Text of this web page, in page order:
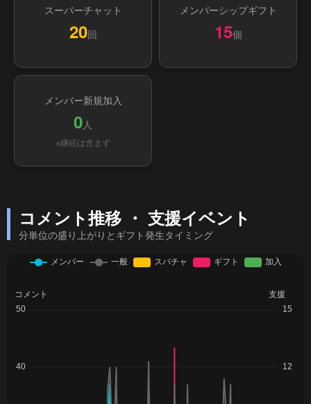
スーパーチャット
20回
メンバーシップギフト
15個
メンバー新規加入
0人
※継続は含まず
コメント推移 ・ 支援イベント
分単位の盛り上がりとギフト発生タイミング